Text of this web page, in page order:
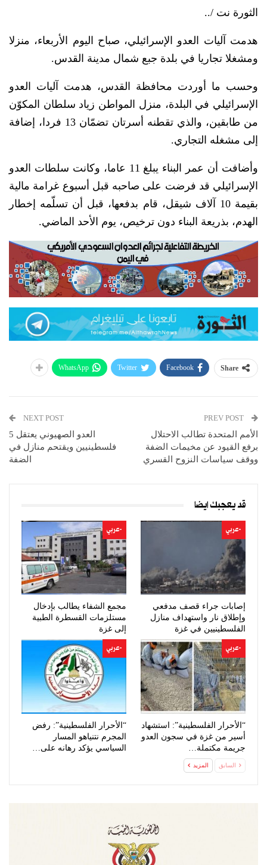
الثورة نت /..
هدمت آليات العدو الإسرائيلي، صباح اليوم الأربعاء، منزلا
ومشغلا تجاريا في بلدة جبع شمال مدينة القدس.
وحسب ما أوردت محافظة القدس، هدمت آليات العدو
الإسرائيلي في البلدة، منزل المواطن زياد سلطان المكوّن
من طابقين، والذي تقطنه أسرتان تضمّان 13 فردا، إضافة
إلى مشغله التجاري.
وأضافت أن عمر البناء يبلغ 11 عاما، وكانت سلطات العدو
الإسرائيلي قد فرضت على صاحبه قبل أسبوع غرامة مالية
بقيمة 10 آلاف شيقل، قام بدفعها، قبل أن تسلّمه إخطار
الهدم، بذريعة البناء دون ترخيص، يوم الأحد الماضي.
Share
Facebook
Twitter
WhatsApp
الأمم المتحدة تطالب الاحتلال
برفع القيود عن مخيمات الضفة
ووقف سياسات النزوح القسري
NEXT POST
العدو الصهيوني يعتقل 5
فلسطينيين ويقتحم منازل في
الضفة
قد يعجبك ايضا
-عربي
إصابات جراء قصف مدفعي
وإطلاق نار واستهداف منازل
الفلسطينيين في غزة
-عربي
مجمع الشفاء يطالب بإدخال
مستلزمات القسطرة الطبية
إلى غزة
-عربي
“الأحرار الفلسطينية”: استشهاد
أسير من غزة في سجون العدو
جريمة مكتملة…
-عربي
“الأحرار الفلسطينية”: رفض
المجرم نتنياهو المسار
السياسي يؤكد رهانه على…
السابق المزيد